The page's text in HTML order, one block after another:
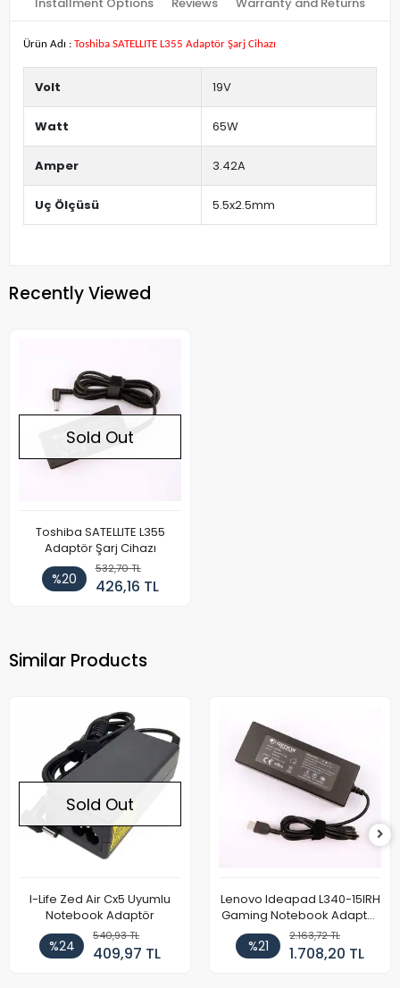
Ürün Adı : Toshiba SATELLITE L355 Adaptör Şarj Cihazı
Volt 19V
Watt 65W
Amper 3.42A
Uç Ölçüsü 5.5x2.5mm
Recently Viewed
Sold Out
Toshiba SATELLITE L355
Adaptör Şarj Cihazı
%20
532,70 TL
426,16 TL
Similar Products
Sold Out
I-Life Zed Air Cx5 Uyumlu
Notebook Adaptör
%24
540,93 TL
409,97 TL
Lenovo Ideapad L340-15IRH
Gaming Notebook Adaptör
Cihazı Şarj Aleti (150W)
%21
2.163,72 TL
1.708,20 TL